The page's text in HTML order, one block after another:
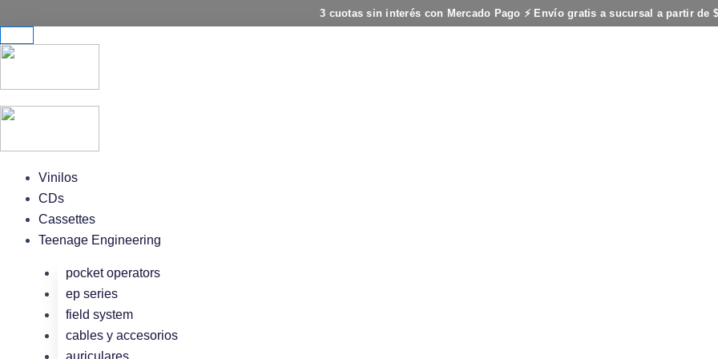
3 cuotas sin interés con Mercado Pago ⚡ Envío gratis a sucursal a partir de
al
contenido
Vinilos
CDs
Cassettes
Teenage Engineering
pocket operators
ep series
field system
cables y accesorios
auriculares